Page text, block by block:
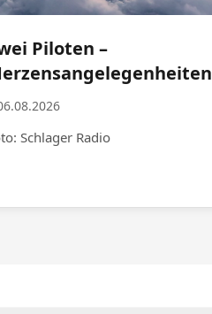
Piloten –
Schlager Radio